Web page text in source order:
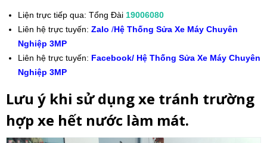
Liện trực tiếp qua: Tổng Đài 19006080
Liên hệ trực tuyến: Zalo /Hệ Thống Sửa Xe Máy Chuyên
Nghiệp 3MP
Liên hệ trực tuyến: Facebook/ Hệ Thống Sửa Xe Máy Chuyên
Nghiệp 3MP
Lưu ý khi sử dụng xe tránh trường
hợp xe hết nước làm mát.